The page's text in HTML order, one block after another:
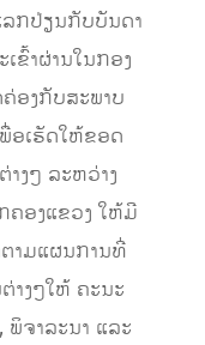
ລກປ່ຽນກັບບັນດາ
ຂົ້າຜ່ານໃນກອງ
ອງກັບສະພາບ
ອເຮັດໃຫ້ຂອດ
ງໆ ລະຫວ່າງ
ຄອງແຂວງ ໃຫ້ມີ
າມແຜນການທີ່
າງໆໃຫ້ ຄະນະ
ພິຈາລະນາ ແລະ